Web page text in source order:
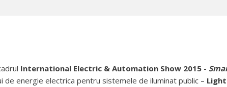
International Electric & Automation Show 2015 -
de energie electrica pentru sistemele de iluminat public –